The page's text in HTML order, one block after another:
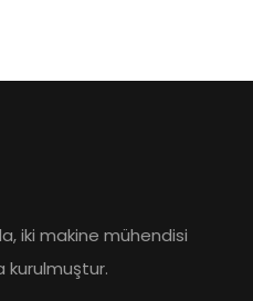
iki makine mühendisi
kurulmuştur.